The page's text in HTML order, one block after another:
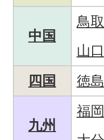
中国
鳥
山
四国
徳
九州
福